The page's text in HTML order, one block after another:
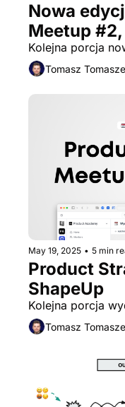
Nowa
Meetup
Kolejna porcja
Tomasz
May 19, 2025 • 5 min
Product
ShapeUp
Kolejna porcja
Tomasz